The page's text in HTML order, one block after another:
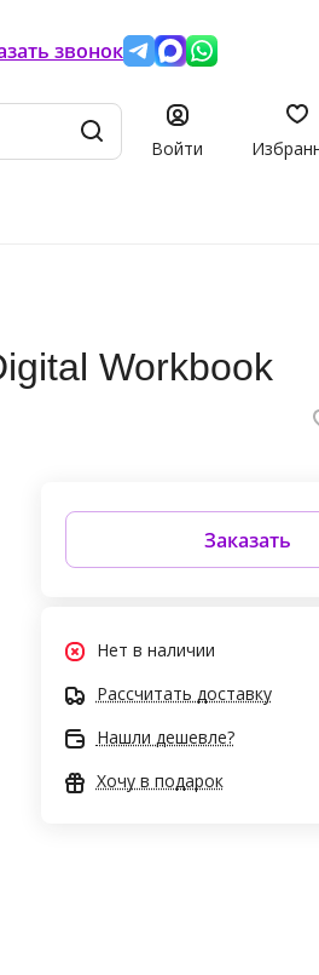
звонок
Войти
Workbook
Заказать
Нет в наличии
Рассчитать доставку
Нашли дешевле?
Хочу в подарок